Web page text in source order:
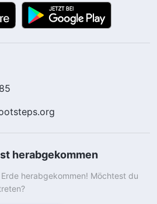
herabgekommen
herabgekommen! Möchtest du